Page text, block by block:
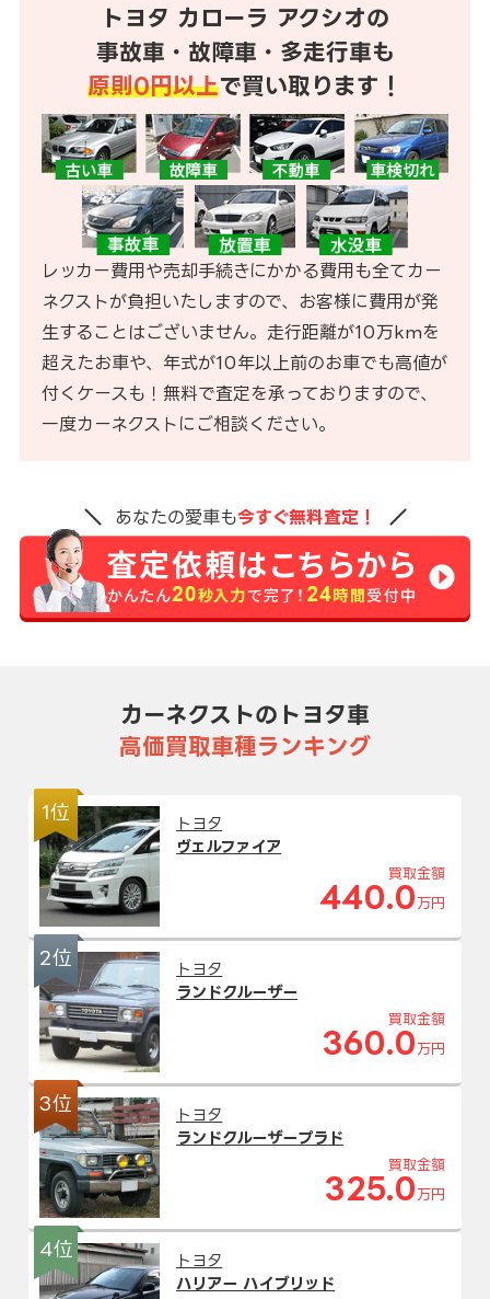
トヨタ カローラ アクシオの
事故車・故障車・多走行車も
原則0円以上で買い取ります！
レッカー費用や売却手続きにかかる費用も全てカー
ネクストが負担いたしますので、お客様に費用が発
生することはございません。走行距離が10万kmを
超えたお車や、年式が10年以上前のお車でも高値が
付くケースも！無料で査定を承っておりますので、
一度カーネクストにご相談ください。
あなたの愛車も今すぐ無料査定！
カーネクストのトヨタ車
高価買取車種ランキング
1位
トヨタ
ヴェルファイア
買取金額
440.0 万円
2位
トヨタ
ランドクルーザー
買取金額
360.0 万円
3位
トヨタ
ランドクルーザープラド
買取金額
325.0 万円
4位
トヨタ
ハリアー ハイブリッド